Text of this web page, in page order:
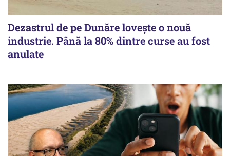
Dezastrul de pe Dunăre lovește o nouă
industrie. Până la 80% dintre curse au fost
anulate